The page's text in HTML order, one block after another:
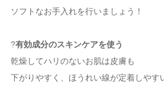
ソフトなお手入れを行いましょう！
?有効成分のスキンケアを使う
乾燥してハリのないお肌は皮膚も
下がりやすく、ほうれい線が定着しやす